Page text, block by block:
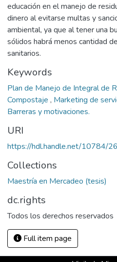
educación en el manejo de
dinero al evitarse multas y
ambiental, ya que al tener una
sólidos habrá menos cantidad
sanitarios.
Keywords
Plan de Manejo de Integral de
Compostaje , Marketing de
Barreras y motivaciones.
URI
https://hdl.handle.net/10784/
Collections
Maestría en Mercadeo (tesis)
dc.rights
Todos los derechos reservados
Full item page